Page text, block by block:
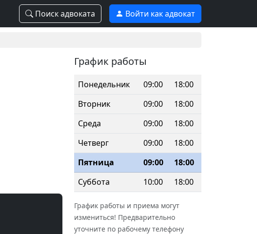
Поиск адвоката Войти как адвокат
График работы
Понедельник 09:00
18:00
Вторник
09:00
18:00
Среда
09:00
18:00
Четверг
09:00
18:00
Пятница
09:00
18:00
Суббота
10:00 18:00
График работы и приема могут
измениться! Предварительно
уточните по рабочему телефону